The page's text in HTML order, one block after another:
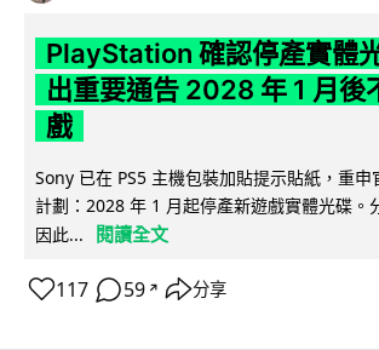
PlayStation 確認停產實體
出重要通告 2028 年 1 月後
戲
Sony 已在 PS5 主機包裝加貼提示貼紙，重
計劃：2028 年 1 月起停產新遊戲實體光碟。
因此...
閱讀全文
117 59 ↗ 分享